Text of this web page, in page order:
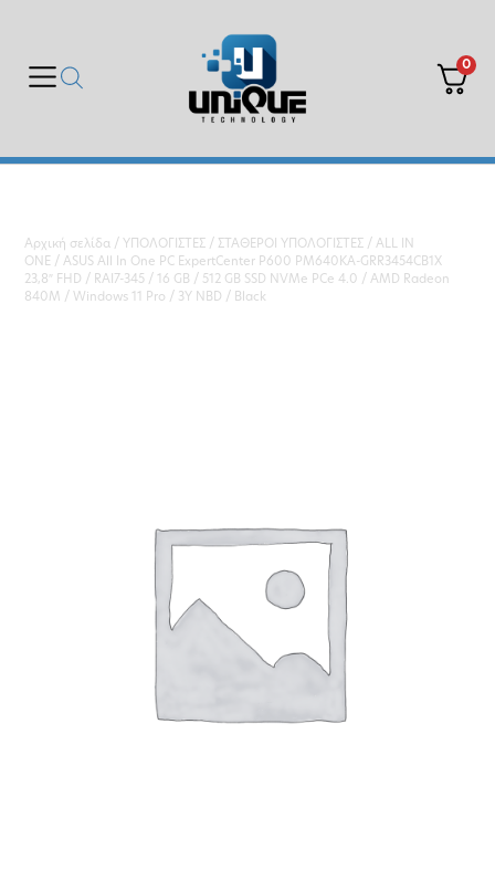
0
Αρχική σελίδα / ΥΠΟΛΟΓΙΣΤΕΣ / ΣΤΑΘΕΡΟΙ ΥΠΟΛΟΓΙΣΤΕΣ /ALL IN
ONE / ASUS All In One PC ExpertCenter P600 PM640KA-GRR3454CB1X
23,8″ FHD / RAI7-345 / 16 GB / 512 GB SSD NVMe PCe 4.0 / AMD Radeon
840M / Windows 11 Pro / 3Y NBD / Black